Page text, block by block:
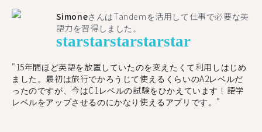
SimoneさんはTandemを活用して仕事で必要な英
語力を習得しました。
starstarstarstarstar
"15年間ほど英語を放置していたのを変えたくて利用しはじめ
ました。最初は旅行でかろうじて使えるくらいのA2レベルだ
ったのですが、今はC1レベルの試験をひかえています！語学
レベルをアップさせるのにかなり使えるアプリです。"